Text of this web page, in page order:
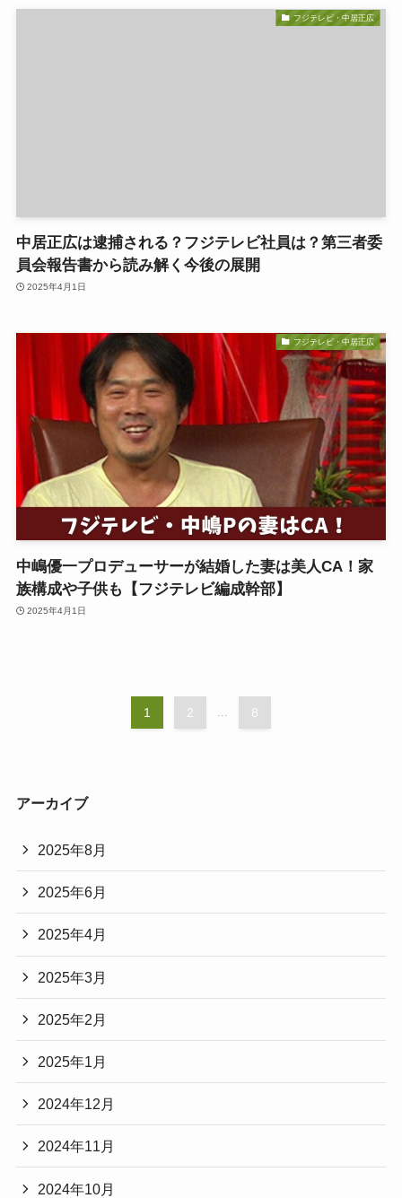
フジテレビ・中居正広
中居正広は逮捕される？フジテレビ社員は？第三者委
員会報告書から読み解く今後の展開
2025年4月1日
フジテレビ・中居正広
中嶋優一プロデューサーが結婚した妻は美人CA！家
族構成や子供も【フジテレビ編成幹部】
2025年4月1日
1 2 ... 8
アーカイブ
2025年8月
2025年6月
2025年4月
2025年3月
2025年2月
2025年1月
2024年12月
2024年11月
2024年10月